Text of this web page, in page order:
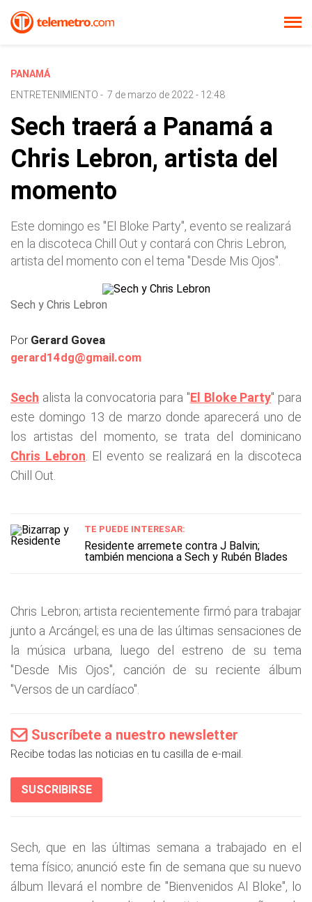
PANAMÁ
ENTRETENIMIENTO - 7 de marzo de 2022 - 12:48
Sech traerá a Panamá a
Chris Lebron, artista del
momento
Este domingo es "El Bloke Party", evento se realizará
en la discoteca Chill Out y contará con Chris Lebron,
artista del momento con el tema "Desde Mis Ojos".
Sech y Chris Lebron
Por Gerard Govea
gerard14dg@gmail.com
Sech alista la convocatoria para "El Bloke Party" para
este domingo 13 de marzo donde aparecerá uno de
los artistas del momento, se trata del dominicano
Chris Lebron . El evento se realizará en la discoteca
Chill Out.
TE PUEDE INTERESAR:
Residente arremete contra J Balvin;
también menciona a Sech y Rubén Blades
Chris Lebron; artista recientemente firmó para trabajar
junto a Arcángel; es una de las últimas sensaciones de
la música urbana, luego del estreno de su tema
"Desde Mis Ojos", canción de su reciente álbum
"Versos de un cardíaco".
Suscríbete a nuestro newsletter
Recibe todas las noticias en tu casilla de e-mail.
SUSCRIBIRSE
Sech, que en las últimas semana a trabajado en el
tema físico; anunció este fin de semana que su nuevo
álbum llevará el nombre de "Bienvenidos Al Bloke", lo